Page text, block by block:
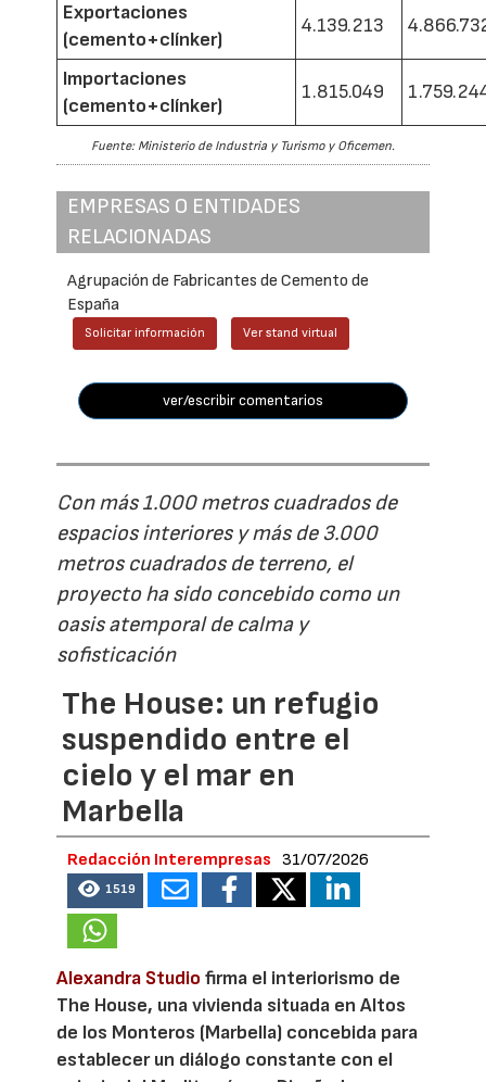
Exportaciones
(cemento+clínker)
4.139.213
Importaciones
(cemento+clínker)
1.815.049
Fuente: Ministerio de Industria y Turismo y Oficemen.
EMPRESAS O ENTIDADES
RELACIONADAS
Agrupación de Fabricantes de Cemento de
España
Solicitar información Ver stand virtual
ver/escribir comentarios
Con más 1.000 metros cuadrados de
espacios interiores y más de 3.000
metros cuadrados de terreno, el
proyecto ha sido concebido como un
oasis atemporal de calma y
sofisticación
The House: un refugio
suspendido entre el
cielo y el mar en
Marbella
Redacción Interempresas 31/07/2026
1519
Alexandra Studio firma el interiorismo de
The House, una vivienda situada en Altos
de los Monteros (Marbella) concebida para
establecer un diálogo constante con el